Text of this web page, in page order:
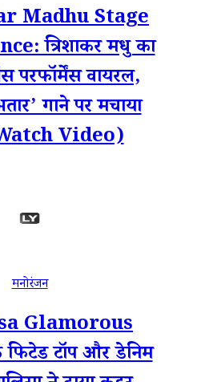
Madhu Stage
त्रिशाकर मधु का
परफॉर्मेंस वायरल,
गाने पर मचाया
Video)
मनोरंजन
Glamorous
टॉप और डेनिम